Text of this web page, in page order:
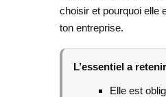
choisir et pourquoi elle
ton entreprise.
L’essentiel a
Elle est